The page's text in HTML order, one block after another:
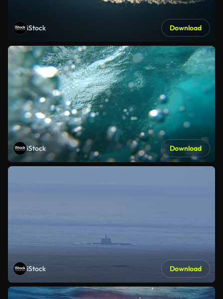
iStock Download
iStock Download
iStock Download